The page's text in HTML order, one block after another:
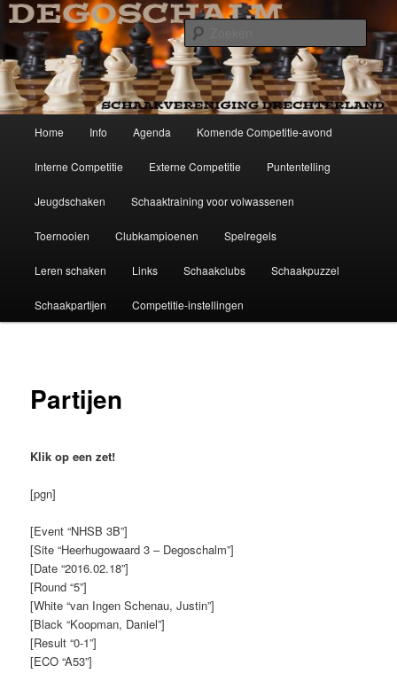
Spring
naar
de
primaire
inhoudDegoschalm
Schaakvereniging Drechterland
Home Info Agenda Komende Competitie-avond
Interne Competitie Externe Competitie Puntentelling
Jeugdschaken Schaaktraining voor volwassenen
Toernooien Clubkampioenen Spelregels
Leren schaken Links Schaakclubs Schaakpuzzel
Schaakpartijen Competitie-instellingen
Partijen
Klik op een zet!
[pgn]
[Event “NHSB 3B”]
[Site “Heerhugowaard 3 – Degoschalm”]
[Date “2016.02.18”]
[Round “5”]
[White “van Ingen Schenau, Justin”]
[Black “Koopman, Daniel”]
[Result “0-1”]
[ECO “A53”]